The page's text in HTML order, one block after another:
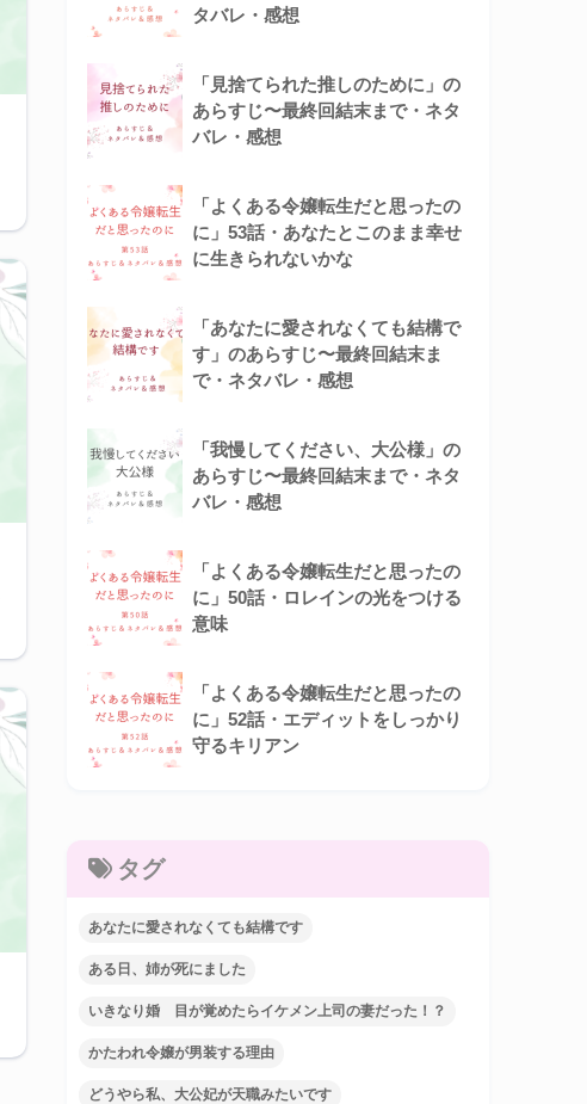
タバレ・感想
「見捨てられた推しのために」の
あらすじ〜最終回結末まで・ネタ
バレ・感想
「よくある令嬢転生だと思ったの
に」53話・あなたとこのまま幸せ
に生きられないかな
「あなたに愛されなくても結構で
す」のあらすじ〜最終回結末ま
で・ネタバレ・感想
「我慢してください、大公様」の
あらすじ〜最終回結末まで・ネタ
バレ・感想
「よくある令嬢転生だと思ったの
に」50話・ロレインの光をつける
意味
「よくある令嬢転生だと思ったの
に」52話・エディットをしっかり
守るキリアン
タグ
あなたに愛されなくても結構です
ある日、姉が死にました
いきなり婚 目が覚めたらイケメン上司の妻だった！？
かたわれ令嬢が男装する理由
どうやら私、大公妃が天職みたいです